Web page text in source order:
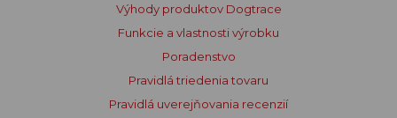
Výhody produktov Dogtrace
Funkcie a vlastnosti výrobku
Poradenstvo
Pravidlá triedenia tovaru
Pravidlá uverejňovania recenzií